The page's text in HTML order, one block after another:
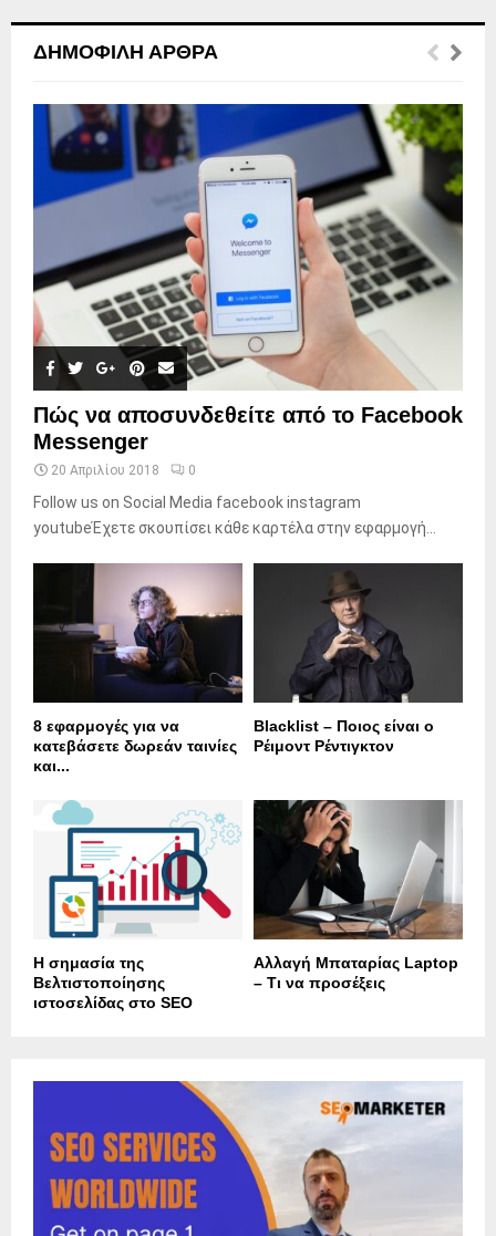
ΔΗΜΟΦΙΛΉ ΆΡΘΡΑ
Πώς να αποσυνδεθείτε από το Facebook
Messenger
20 Απριλίου 2018 0
Follow us on Social Media facebook instagram
youtubeΈχετε σκουπίσει κάθε καρτέλα στην εφαρμογή...
8 εφαρμογές για να
κατεβάσετε δωρεάν ταινίες
και...
Blacklist – Ποιος είναι ο
Ρέιμοντ Ρέντιγκτον
Η σημασία της
Βελτιστοποίησης
ιστοσελίδας στο SEO
Αλλαγή Μπαταρίας Laptop
– Τι να προσέξεις